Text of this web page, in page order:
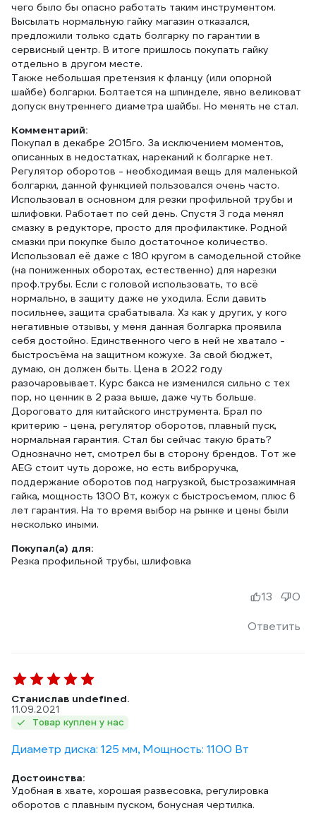
чего было бы опасно работать таким инструментом.
Высылать нормальную гайку магазин отказался,
предложили только сдать болгарку по гарантии в
сервисный центр. В итоге пришлось покупать гайку
отдельно в другом месте.
Также небольшая претензия к фланцу (или опорной
шайбе) болгарки. Болтается на шпинделе, явно великоват
допуск внутреннего диаметра шайбы. Но менять не стал.
Комментарий:
Покупал в декабре 2015го. За исключением моментов,
описанных в недостатках, нареканий к болгарке нет.
Регулятор оборотов - необходимая вещь для маленькой
болгарки, данной функцией пользовался очень часто.
Использовал в основном для резки профильной трубы и
шлифовки. Работает по сей день. Спустя 3 года менял
смазку в редукторе, просто для профилактике. Родной
смазки при покупке было достаточное количество.
Использовал её даже с 180 кругом в самодельной стойке
(на пониженных оборотах, естественно) для нарезки
проф.трубы. Если с головой использовать, то всё
нормально, в защиту даже не уходила. Если давить
посильнее, защита срабатывала. Хз как у других, у кого
негативные отзывы, у меня данная болгарка проявила
себя достойно. Единственного чего в ней не хватало -
быстросъёма на защитном кожухе. За свой бюджет,
думаю, он должен быть. Цена в 2022 году
разочаровывает. Курс бакса не изменился сильно с тех
пор, но ценник в 2 раза выше, даже чуть больше.
Дороговато для китайского инструмента. Брал по
критерию - цена, регулятор оборотов, плавный пуск,
нормальная гарантия. Стал бы сейчас такую брать?
Однозначно нет, смотрел бы в сторону брендов. Тот же
AEG стоит чуть дороже, но есть виброручка,
поддержание оборотов под нагрузкой, быстрозажимная
гайка, мощность 1300 Вт, кожух с быстросъемом, плюс 6
лет гарантия. На то время выбор на рынке и цены были
несколько иными.
Покупал(а) для:
Резка профильной трубы, шлифовка
Ответить
13 0
Станислав undefined.
11.09.2021
Товар куплен у нас
Диаметр диска: 125 мм, Мощность: 1100 Вт
Достоинства:
Удобная в хвате, хорошая развесовка, регулировка
оборотов с плавным пуском, бонусная чертилка.